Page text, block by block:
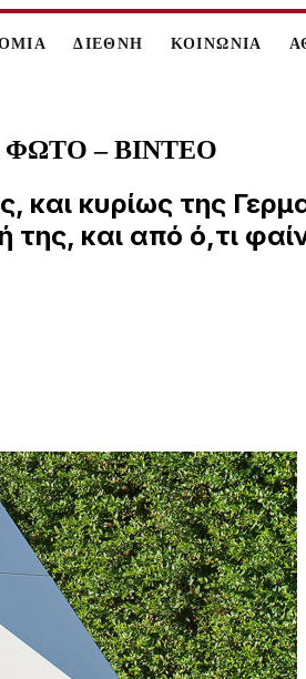
ΔΙΕΘΝΗ ΚΟΙΝΩΝΙΑ
– ΦΩΤΟ – ΒΙΝΤΕΟ
και κυρίως της
της, και από ό,τι